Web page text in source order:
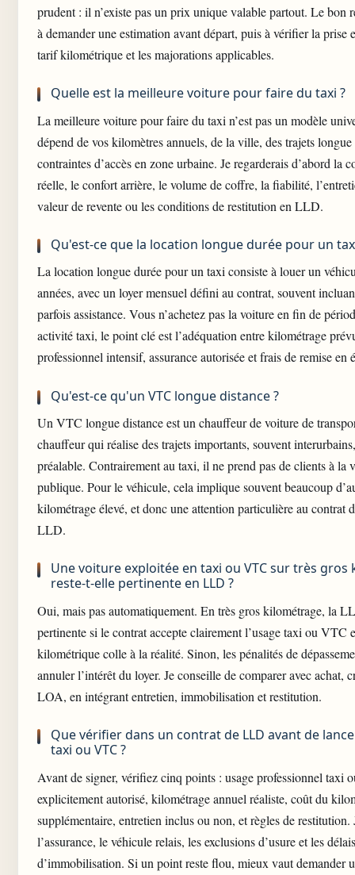
prudent : il n’existe pas un prix unique valable partout. Le bon
à demander une estimation avant départ, puis à vérifier la prise
tarif kilométrique et les majorations applicables.
Quelle est la meilleure voiture pour faire du taxi ?
La meilleure voiture pour faire du taxi n’est pas un modèle
dépend de vos kilomètres annuels, de la ville, des trajets longue
contraintes d’accès en zone urbaine. Je regarderais d’abord la
réelle, le confort arrière, le volume de coffre, la fiabilité,
valeur de revente ou les conditions de restitution en LLD.
Qu'est-ce que la location longue durée pour un
La location longue durée pour un taxi consiste à louer un
années, avec un loyer mensuel défini au contrat, souvent
parfois assistance. Vous n’achetez pas la voiture en fin de
activité taxi, le point clé est l’adéquation entre kilométrage
professionnel intensif, assurance autorisée et frais de remise en
Qu'est-ce qu'un VTC longue distance ?
Un VTC longue distance est un chauffeur de voiture de
chauffeur qui réalise des trajets importants, souvent
préalable. Contrairement au taxi, il ne prend pas de clients à la
publique. Pour le véhicule, cela implique souvent beaucoup
kilométrage élevé, et donc une attention particulière au contrat
LLD.
Une voiture exploitée en taxi ou VTC sur très gros
reste-t-elle pertinente en LLD ?
Oui, mais pas automatiquement. En très gros kilométrage, la
pertinente si le contrat accepte clairement l’usage taxi ou VTC
kilométrique colle à la réalité. Sinon, les pénalités de
annuler l’intérêt du loyer. Je conseille de comparer avec achat,
LOA, en intégrant entretien, immobilisation et restitution.
Que vérifier dans un contrat de LLD avant de
taxi ou VTC ?
Avant de signer, vérifiez cinq points : usage professionnel taxi
explicitement autorisé, kilométrage annuel réaliste, coût du
supplémentaire, entretien inclus ou non, et règles de restitution.
l’assurance, levéhicule relais, les exclusions d’usure et les délais
d’immobilisation. Si un point reste flou, mieux vaut demander